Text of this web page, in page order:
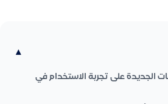
▾
الجديدة على تجربة الاستخدام في